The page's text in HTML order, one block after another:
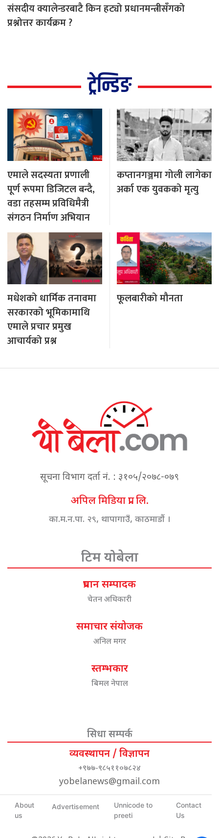
संसदीय क्यालेन्डरबाटै किन हट्यो प्रधानमन्त्रीसँगको
प्रश्नोत्तर कार्यक्रम ?
ट्रेन्डिङ
एमाले सदस्यता प्रणाली
पूर्ण रूपमा डिजिटल बन्दै,
वडा तहसम्म प्रविधिमैत्री
संगठन निर्माण अभियान
कप्तानगञ्जमा गोली लागेका
अर्का एक युवकको मृत्यु
मधेशको धार्मिक तनावमा
सरकारको भूमिकामाथि
एमाले प्रचार प्रमुख
आचार्यको प्रश्न
फूलबारीको मौनता
सूचना विभाग दर्ता नं. : ३१०५/२०७८-०७९
अपिल मिडिया प्रा. लि.
का.म.न.पा. २९, थापागाउँ, काठमाडौं ।
टिम योबेला
प्रधान सम्पादक
चेतन अधिकारी
समाचार संयोजक
अनिल मगर
स्तम्भकार
बिमल नेपाल
सिधा सम्पर्क
व्यवस्थापन / विज्ञापन
+९७७-९८५११०७८२४
yobelanews@gmail.com
About
us
Advertisement
Unnicode to
preeti
Contact
Us